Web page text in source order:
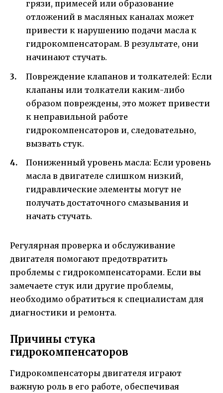
грязи, примесей или образование
отложений в масляных каналах может
привести к нарушению подачи масла к
гидрокомпенсаторам. В результате, они
начинают стучать.
Повреждение клапанов и толкателей: Если
клапаны или толкатели каким-либо
образом повреждены, это может привести
к неправильной работе
гидрокомпенсаторов и, следовательно,
вызвать стук.
Пониженный уровень масла: Если уровень
масла в двигателе слишком низкий,
гидравлические элементы могут не
получать достаточного смазывания и
начать стучать.
Регулярная проверка и обслуживание
двигателя помогают предотвратить
проблемы с гидрокомпенсаторами. Если вы
замечаете стук или другие проблемы,
необходимо обратиться к специалистам для
диагностики и ремонта.
Причины стука
гидрокомпенсаторов
Гидрокомпенсаторы двигателя играют
важную роль в его работе, обеспечивая